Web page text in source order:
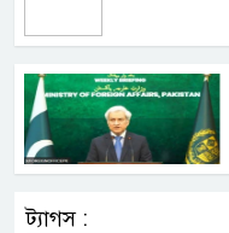
ট্যাগস :